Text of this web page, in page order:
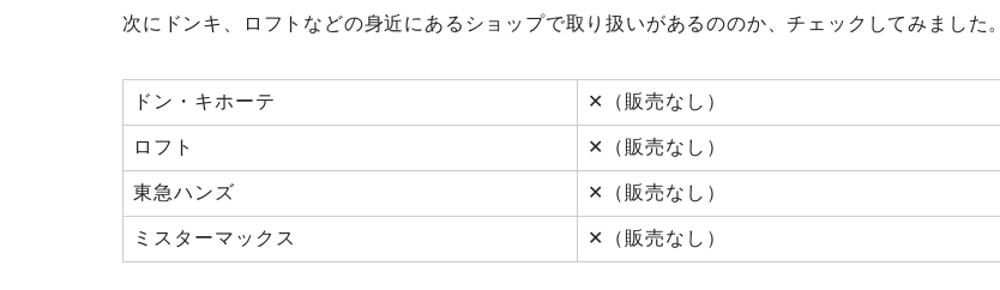
次にドンキ、ロフトなどの身近にあるショップで取り扱いがあるののか、チェックしてみました。
ドン・キホーテ ✕（販売なし）
ロフト ✕（販売なし）
東急ハンズ ✕（販売なし）
ミスターマックス ✕（販売なし）